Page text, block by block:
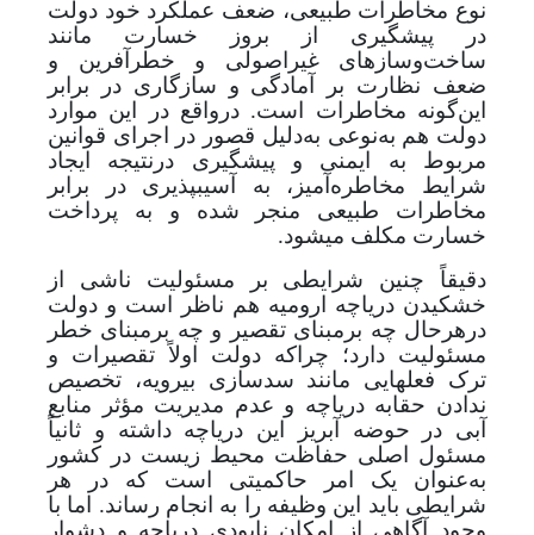
نوع مخاطرات طبیعی، ضعف عملکرد خود دولت
در پیشگیری از بروز خسارت مانند
ساخت‌و‌سازهای غیر‌اصولی و خطرآفرین و
ضعف نظارت بر آمادگی و سازگاری در برابر
این‌گونه مخاطرات است. درواقع در این موارد
دولت هم به‌نوعی به‌دلیل قصور در اجرای قوانین
مربوط به ایمنی و پیشگیری درنتیجه ایجاد
شرایط مخاطره‌آمیز، به آسیب­پذیری در برابر
مخاطرات طبیعی منجر شده و به پرداخت
خسارت مکلف می­شود.
دقیقاً چنین شرایطی بر مسئولیت ناشی از
خشکیدن دریاچه ارومیه هم ناظر است و دولت
درهرحال چه برمبنای تقصیر و چه برمبنای خطر
مسئولیت دارد؛ چراکه دولت اولاً تقصیرات و
ترک فعل­هایی مانند سدسازی بی­رویه، تخصیص
ندادن حقابه دریاچه و عدم مدیریت مؤثر منابع
آبی در حوضه آبریز این دریاچه داشته و ثانیاً
مسئول اصلی حفاظت محیط زیست در کشور
به‌عنوان یک امر حاکمیتی است که در هر
شرایطی باید این وظیفه را به انجام رساند. اما با